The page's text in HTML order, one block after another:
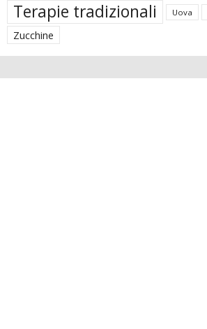
Terapie tradizionali Uova
Zucchine